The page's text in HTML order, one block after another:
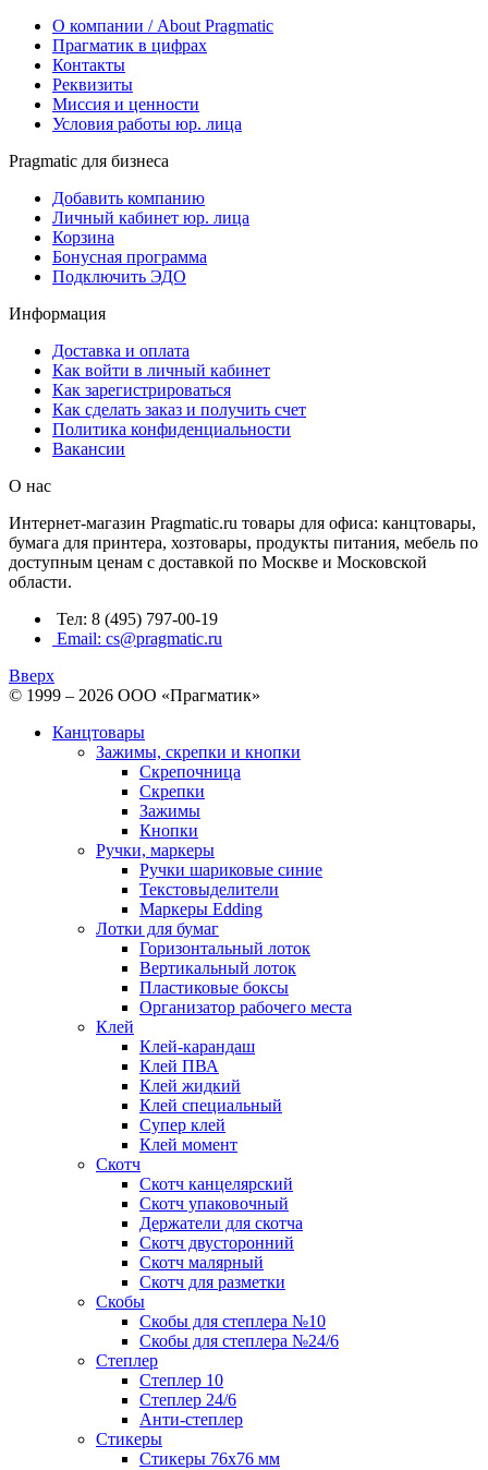
О компании / About Pragmatic
Прагматик в цифрах
Контакты
Реквизиты
Миссия и ценности
Условия работы юр. лица
Pragmatic для бизнеса
Добавить компанию
Личный кабинет юр. лица
Корзина
Бонусная программа
Подключить ЭДО
Информация
Доставка и оплата
Как войти в личный кабинет
Как зарегистрироваться
Как сделать заказ и получить счет
Политика конфиденциальности
Вакансии
О нас
Интернет-магазин Pragmatic.ru товары для офиса: канцтовары,
бумага для принтера, хозтовары, продукты питания, мебель по
доступным ценам с доставкой по Москве и Московской
области.
Тел: 8 (495) 797-00-19
Email: cs@pragmatic.ru
Вверх
© 1999 – 2026 ООО «Прагматик»
Канцтовары
Зажимы, скрепки и кнопки
Скрепочница
Скрепки
Зажимы
Кнопки
Ручки, маркеры
Ручки шариковые синие
Текстовыделители
Маркеры Edding
Лотки для бумаг
Горизонтальный лоток
Вертикальный лоток
Пластиковые боксы
Организатор рабочего места
Клей
Клей-карандаш
Клей ПВА
Клей жидкий
Клей специальный
Супер клей
Клей момент
Скотч
Скотч канцелярский
Скотч упаковочный
Держатели для скотча
Скотч двусторонний
Скотч малярный
Скотч для разметки
Скобы
Скобы для степлера №10
Скобы для степлера №24/6
Степлер
Степлер 10
Степлер 24/6
Анти-степлер
Стикеры
Стикеры 76x76 мм